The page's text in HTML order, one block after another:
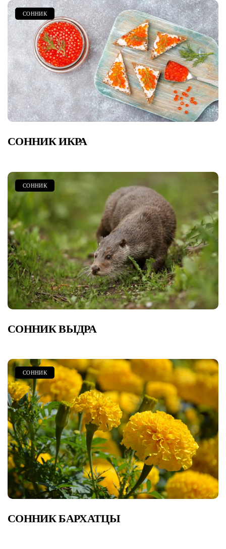
СОННИК
СОННИК ИКРА
СОННИК
СОННИК ВЫДРА
СОННИК
СОННИК БАРХАТЦЫ